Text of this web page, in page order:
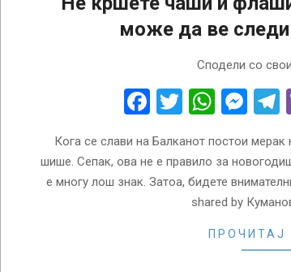
може да ве
Сподели со
Facebook
Twitter
Кога се слави на Балканот постои
шише. Сепак, ова не е правило за
е многу лош знак. Затоа, бидете
shared by
ПРОЧИТАЈ